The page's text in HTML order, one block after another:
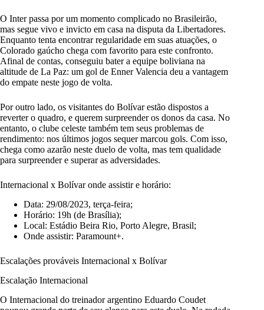
O Inter passa por um momento complicado no Brasileirão,
mas segue vivo e invicto em casa na disputa da Libertadores.
Enquanto tenta encontrar regularidade em suas atuações, o
Colorado gaúcho chega com favorito para este confronto.
Afinal de contas, conseguiu bater a equipe boliviana na
altitude de La Paz: um gol de Enner Valencia deu a vantagem
do empate neste jogo de volta.
Por outro lado, os visitantes do Bolívar estão dispostos a
reverter o quadro, e querem surpreender os donos da casa. No
entanto, o clube celeste também tem seus problemas de
rendimento: nos últimos jogos sequer marcou gols. Com isso,
chega como azarão neste duelo de volta, mas tem qualidade
para surpreender e superar as adversidades.
Internacional x Bolívar onde assistir e horário:
Data: 29/08/2023, terça-feira;
Horário: 19h (de Brasília);
Local: Estádio Beira Rio, Porto Alegre, Brasil;
Onde assistir: Paramount+.
Escalações prováveis Internacional x Bolívar
Escalação Internacional
O Internacional do treinador argentino Eduardo Coudet